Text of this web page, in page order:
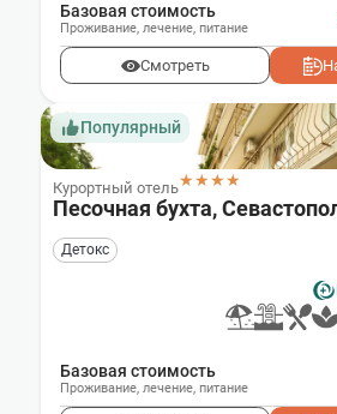
Базовая стоимость
Проживание, лечение, питание
Смотреть
Популярный
Курортный отель★★★★
Песочная бухта,
Детокс
Базовая стоимость
Проживание, лечение, питание